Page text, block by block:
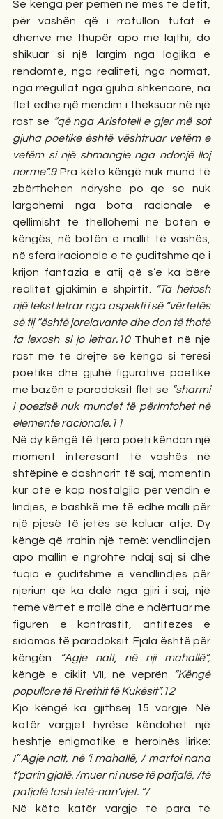
Se kënga për pemën në mes të detit,
për vashën që i rrotullon tufat e
dhenve me thupër apo me lajthi, do
shikuar si një largim nga logjika e
rëndomtë, nga realiteti, nga normat,
nga rregullat nga gjuha shkencore, na
flet edhe një mendim i theksuar në një
rast se “që nga Aristoteli e gjer më sot
gjuha poetike është vështruar vetëm e
vetëm si një shmangie nga ndonjë lloj
norme”.9 Pra këto këngë nuk mund të
zbërthehen ndryshe po qe se nuk
largohemi nga bota racionale e
qëllimisht të thellohemi në botën e
këngës, në botën e mallit të vashës,
në sfera iracionale e të çuditshme që i
krijon fantazia e atij që s’e ka bërë
realitet gjakimin e shpirtit. “Ta hetosh
një tekst letrar nga aspekti i së “vërtetës
së tij “është jorelavante dhe don të thotë
ta lexosh si jo letrar.10 Thuhet në një
rast me të drejtë së kënga si tërësi
poetike dhe gjuhë figurative poetike
me bazën e paradoksit flet se “sharmi
i poezisë nuk mundet të përimtohet në
elemente racionale.11
Në dy këngë të tjera poeti këndon një
moment interesant të vashës në
shtëpinë e dashnorit të saj, momentin
kur atë e kap nostalgjia për vendin e
lindjes, e bashkë me të edhe malli për
një pjesë të jetës së kaluar atje. Dy
këngë që rrahin një temë: vendlindjen
apo mallin e ngrohtë ndaj saj si dhe
fuqia e çuditshme e vendlindjes për
njeriun që ka dalë nga gjiri i saj, një
temë vërtet e rrallë dhe e ndërtuar me
figurën e kontrastit, antitezës e
sidomos të paradoksit. Fjala është për
këngën
“Agje nalt, në nji mahallë”,
këngë e ciklit VII, në veprën
“Këngë
popullore të Rrethit të Kukësit”.12
Kjo këngë ka gjithsej 15 vargje. Në
katër vargjet hyrëse këndohet një
heshtje enigmatike e heroinës lirike:
/”Agje nalt, në ‘i mahallë, / martoi nana
t’parin gjalë. /muer ni nuse të pafjalë, /të
pafjalë tash tetë-nan’vjet. ”/
Në këto katër vargje të para të